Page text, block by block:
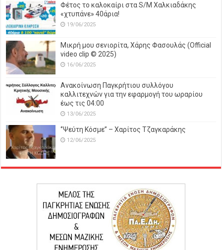
Φέτος το καλοκαίρι στα S/M Χαλκιαδάκης
«χτυπάνε» 40άρια!
19/06/2025
Μικρή μου σενιορίτα, Χάρης Φασουλάς (Official
video clip © 2025)
16/06/2025
Ανακοίνωση Παγκρήτιου συλλόγου
καλλιτεχνών για την εφαρμογή του ωραρίου
έως τις 04:00
13/06/2025
‘’Ψεύτη Κόσμε’’ – Χαρίτος Τζαγκαράκης
12/06/2025